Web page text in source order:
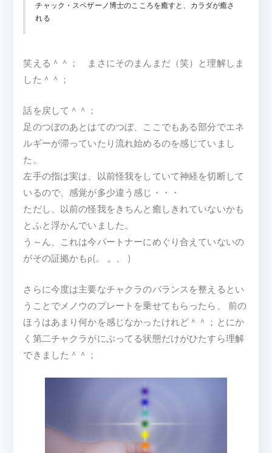
チャック・スペザーノ博士のこころを癒すと、カラダが癒さ
れる
笑える＾＾； まさにそのまんまだ（笑）と理解しま
した＾＾；
話を戻して＾＾；
足のつぼのあとはてのつぼ、ここでもある部分でエネ
ルギーが滞っていたり流れ始めるのを感じていまし
た。
左手の指は実は、以前怪我をしていて神経を切断して
いるので、感覚が多少違う感じ・・・
ただし、以前の怪我をきちんと癒しきれていないかも
とふと浮かんでいました。
う～ん、これは今パートナーにめぐり合えていないの
がその証拠かもρ(。 。、 )
さらに今度は主要なチャクラのバランスを整えるとい
うことでメノウのプレートを乗せてもらったら、 前の
ほうはあまり何かを感じなかったけれど＾＾；とにか
く第二チャクラがにぶってる状態だけがひたすら理解
できました＾＾；